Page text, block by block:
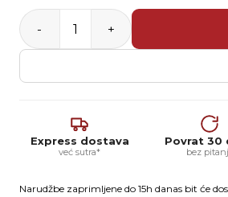
Profil V 7/10 AL – aluminijski
Express dostava
već sutra*
Povrat 30
bez
Narudžbe zaprimljene do 15h danas bit će